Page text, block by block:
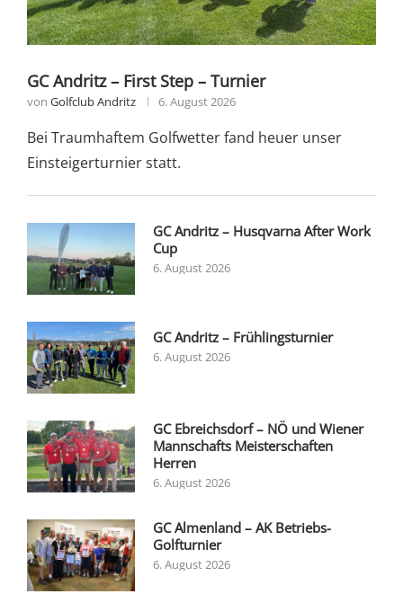
GC Andritz – First Step – Turnier
von Golfclub Andritz 6. August 2026
Bei Traumhaftem Golfwetter fand heuer unser
Einsteigerturnier statt.
GC Andritz – Husqvarna After Work
Cup
6. August 2026
GC Andritz – Frühlingsturnier
6. August 2026
GC Ebreichsdorf – NÖ und Wiener
Mannschafts Meisterschaften
Herren
6. August 2026
GC Almenland – AK Betriebs-
Golfturnier
6. August 2026